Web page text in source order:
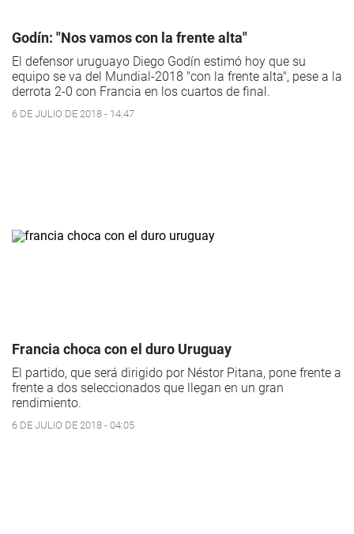
Godín: "Nos vamos con la frente alta"
El defensor uruguayo Diego Godín estimó hoy que su
equipo se va del Mundial-2018 "con la frente alta", pese a la
derrota 2-0 con Francia en los cuartos de final.
6 DE JULIO DE 2018 - 14:47
Francia choca con el duro Uruguay
El partido, que será dirigido por Néstor Pitana, pone frente a
frente a dos seleccionados que llegan en un gran
rendimiento.
6 DE JULIO DE 2018 - 04:05